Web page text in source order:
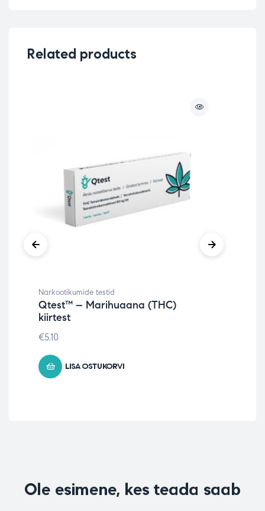
Related products
Narkootikumide testid
Qtest™ – Marihuaana (THC)
kiirtest
€5.10
LISA OSTUKORVI
Ole esimene, kes teada saab